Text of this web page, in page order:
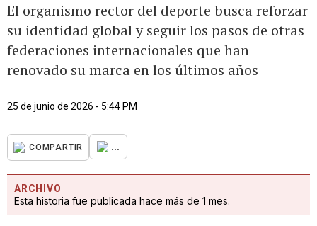
El organismo rector del deporte busca reforzar
su identidad global y seguir los pasos de otras
federaciones internacionales que han
renovado su marca en los últimos años
25 de junio de 2026 - 5:44 PM
COMPARTIR ...
ARCHIVO
Esta historia fue publicada hace más de 1 mes.